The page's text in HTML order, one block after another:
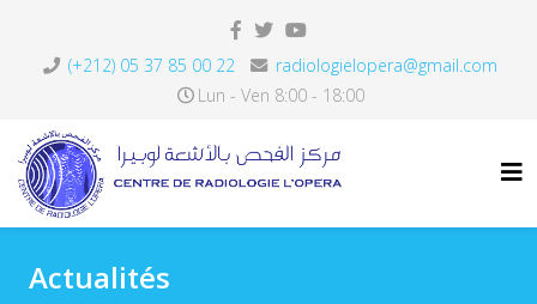
(+212) 05 37 85 00 22
radiologielopera@gmail.com
Lun - Ven 8:00 - 18:00
Actualités